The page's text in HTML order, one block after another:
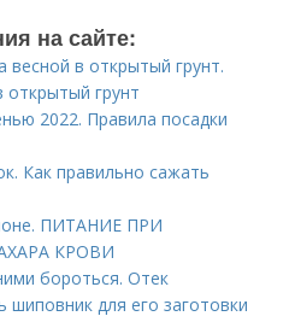
на сайте:
весной в открытый грунт.
открытый грунт
2022. Правила посадки
Как правильно сажать
ПИТАНИЕ ПРИ
КРОВИ
бороться. Отек
шиповник для его заготовки